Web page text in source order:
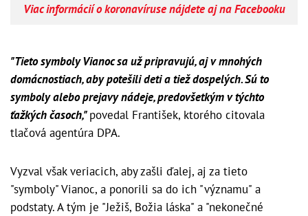
Viac informácií o koronavíruse nájdete aj na Facebooku
"Tieto symboly Vianoc sa už pripravujú, aj v mnohých
domácnostiach, aby potešili deti a tiež dospelých. Sú to
symboly alebo prejavy nádeje, predovšetkým v týchto
ťažkých časoch,"povedal František, ktorého citovala
tlačová agentúra DPA.
Vyzval však veriacich, aby zašli ďalej, aj za tieto
"symboly" Vianoc, a ponorili sa do ich "významu" a
podstaty. A tým je "Ježiš, Božia láska" a "nekonečné